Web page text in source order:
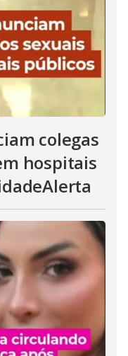
colegas
hospitais